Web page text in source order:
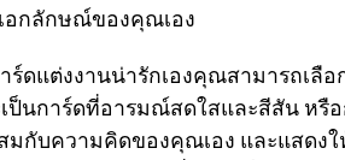
อกลักษณ์ของคุณเอง
ดแต่งงานน่ารักเองคุณสามารถเลื
เป็นการ์ดที่อารมณ์สดใสและสีสัน ห
มกับความคิดของคุณเอง และแสดง